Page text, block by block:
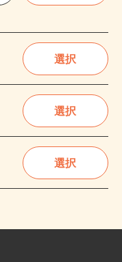
選択
選択
選択